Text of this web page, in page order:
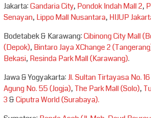
Jakarta:Gandaria City, Pondok Indah Mall 2,
Senayan, Lippo Mall Nusantara, HIJUP
Bodetabek & Karawang:Cibinong City Mall
(Depok), Bintaro Jaya XChange 2
Bekasi, Resinda Park Mall (Karawang).
Jawa & Yogyakarta:Jl. Sultan Tirtayasa No.
Agung No. 55 (Jogja), The Park Mall (Solo),
3&Ciputra World (Surabaya).